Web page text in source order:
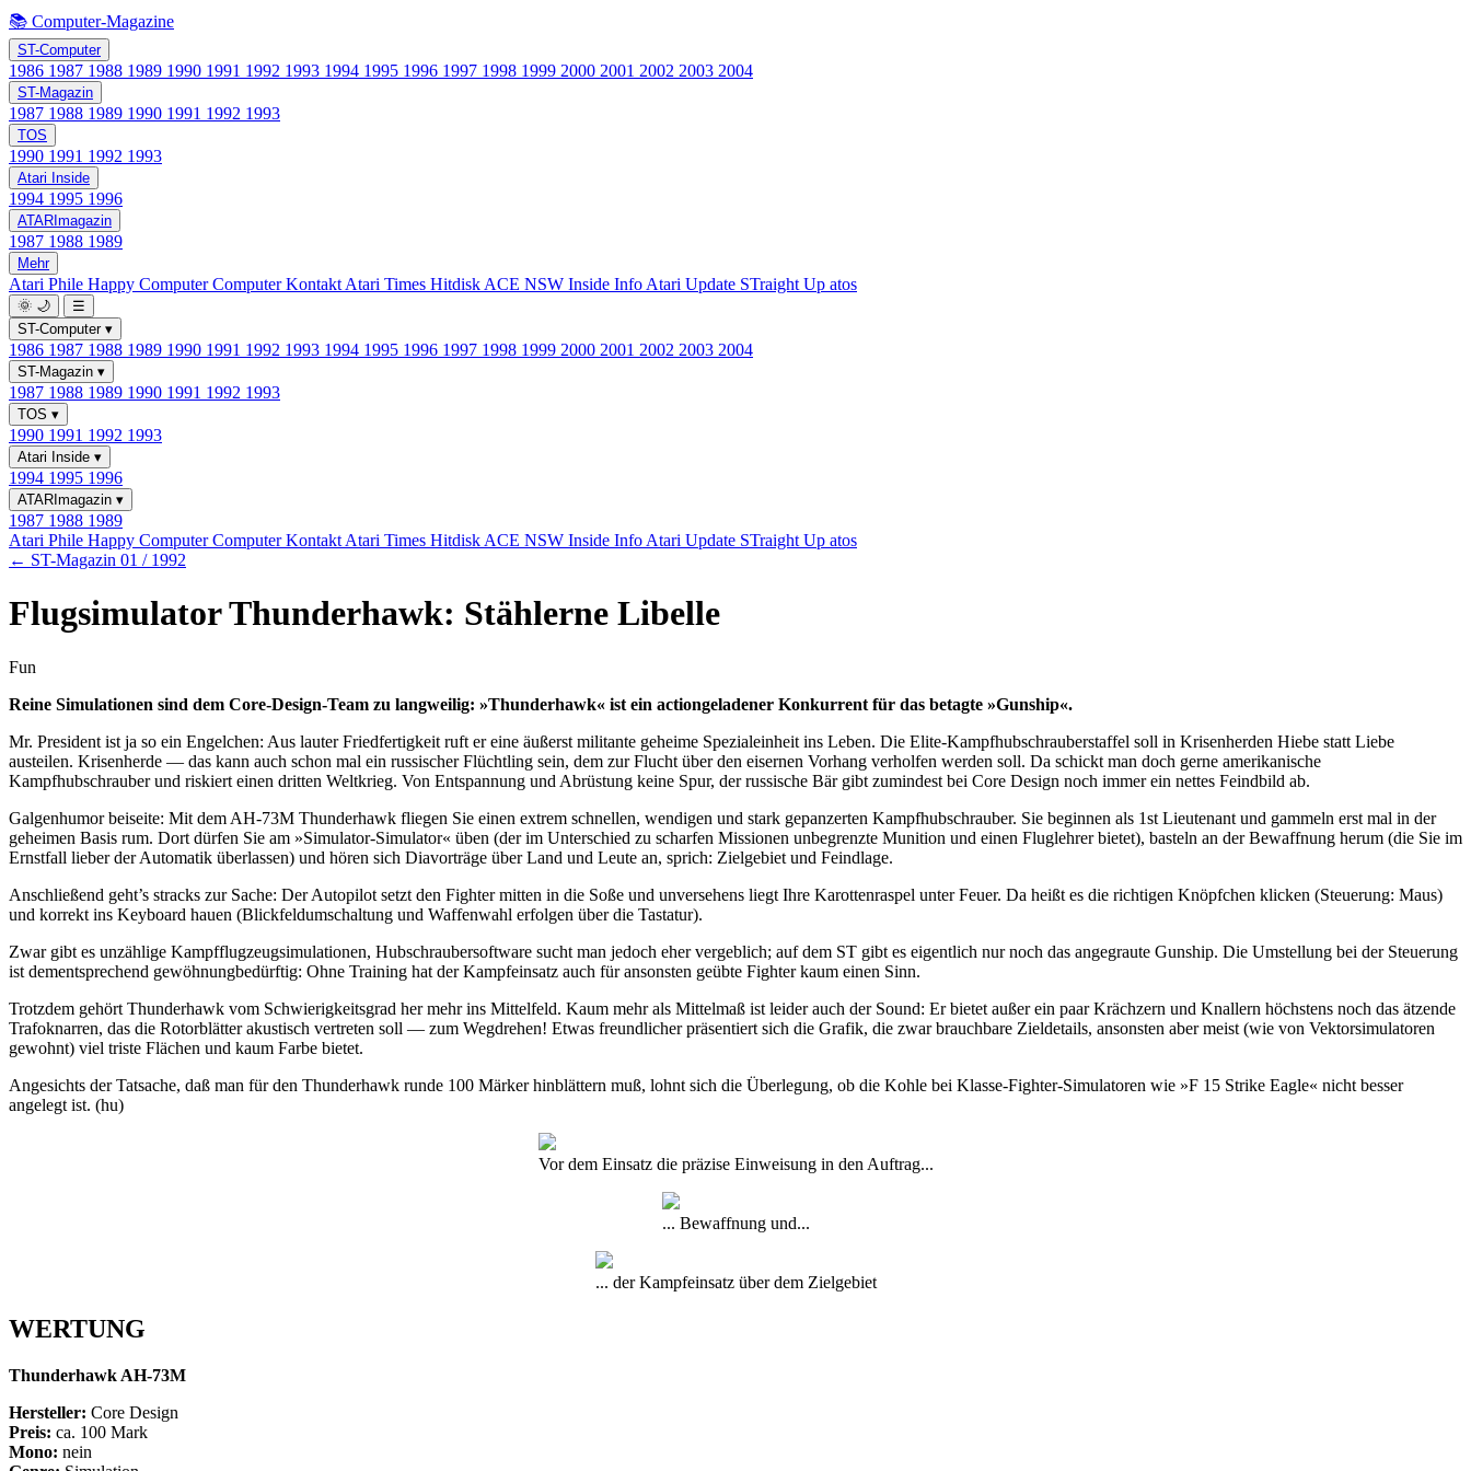
📚 Computer-Magazine
ST-Computer
1986 1987 1988 1989 1990 1991 1992 1993 1994 1995 1996 1997 1998 1999 2000 2001 2002 2003 2004
ST-Magazin
1987 1988 1989 1990 1991 1992 1993
TOS
1990 1991 1992 1993
Atari Inside
1994 1995 1996
ATARImagazin
1987 1988 1989
Mehr
Atari Phile Happy ComputerComputer Kontakt Atari Times Hitdisk ACE NSW Inside Info Atari Update STraight Up atos
🌞 🌙
☰
ST-Computer ▾
1986 1987 1988 1989 1990 1991 1992 1993 1994 1995 1996 1997 1998 1999 2000 2001 2002 2003 2004
ST-Magazin ▾
1987 1988 1989 1990 1991 1992 1993
TOS ▾
1990 1991 1992 1993
Atari Inside ▾
1994 1995 1996
ATARImagazin ▾
1987 1988 1989
Atari Phile Happy ComputerComputer Kontakt Atari Times Hitdisk ACE NSW Inside Info Atari Update STraight Up atos
← ST-Magazin 01 / 1992
Flugsimulator Thunderhawk: Stählerne Libelle
Fun
Reine Simulationen sind dem Core-Design-Team zu langweilig: »Thunderhawk« ist ein actiongeladener Konkurrent für das betagte »Gunship«.
Mr. President ist ja so ein Engelchen: Aus lauter Friedfertigkeit ruft er eine äußerst militante geheime Spezialeinheit ins Leben. Die Elite-Kampfhubschrauberstaffel soll in Krisenherden Hiebe statt Liebe
austeilen. Krisenherde — das kann auch schon mal ein russischer Flüchtling sein, dem zur Flucht über den eisernen Vorhang verholfen werden soll. Da schickt man doch gerne amerikanische
Kampfhubschrauber und riskiert einen dritten Weltkrieg. Von Entspannung und Abrüstung keine Spur, der russische Bär gibt zumindest bei Core Design noch immer ein nettes Feindbild ab.
Galgenhumor beiseite: Mit dem AH-73M Thunderhawk fliegen Sie einen extrem schnellen, wendigen und stark gepanzerten Kampfhubschrauber. Sie beginnen als 1st Lieutenant und gammeln erst mal in der
geheimen Basis rum. Dort dürfen Sie am »Simulator-Simulator« üben (der im Unterschied zu scharfen Missionen unbegrenzte Munition und einen Fluglehrer bietet), basteln an der Bewaffnung herum (die Sie im
Ernstfall lieber der Automatik überlassen) und hören sich Diavorträge über Land und Leute an, sprich: Zielgebiet und Feindlage.
Anschließend geht’s stracks zur Sache: Der Autopilot setzt den Fighter mitten in die Soße und unversehens liegt Ihre Karottenraspel unter Feuer. Da heißt es die richtigen Knöpfchen klicken (Steuerung: Maus)
und korrekt ins Keyboard hauen (Blickfeldumschaltung und Waffenwahl erfolgen über die Tastatur).
Zwar gibt es unzählige Kampfflugzeugsimulationen, Hubschraubersoftware sucht man jedoch eher vergeblich; auf dem ST gibt es eigentlich nur noch das angegraute Gunship. Die Umstellung bei der Steuerung
ist dementsprechend gewöhnungbedürftig: Ohne Training hat der Kampfeinsatz auch für ansonsten geübte Fighter kaum einen Sinn.
Trotzdem gehört Thunderhawk vom Schwierigkeitsgrad her mehr ins Mittelfeld. Kaum mehr als Mittelmaß ist leider auch der Sound: Er bietet außer ein paar Krächzern und Knallern höchstens noch das ätzende
Trafoknarren, das die Rotorblätter akustisch vertreten soll — zum Wegdrehen! Etwas freundlicher präsentiert sich die Grafik, die zwar brauchbare Zieldetails, ansonsten aber meist (wie von Vektorsimulatoren
gewohnt) viel triste Flächen und kaum Farbe bietet.
Angesichts der Tatsache, daß man für den Thunderhawk runde 100 Märker hinblättern muß, lohnt sich die Überlegung, ob die Kohle bei Klasse-Fighter-Simulatoren wie »F 15 Strike Eagle« nicht besser
angelegt ist. (hu)
Vor dem Einsatz die präzise Einweisung in den Auftrag...
... Bewaffnung und...
... der Kampfeinsatz über dem Zielgebiet
WERTUNG
Thunderhawk AH-73M
Hersteller: Core Design
Preis: ca. 100 Mark
Mono: nein